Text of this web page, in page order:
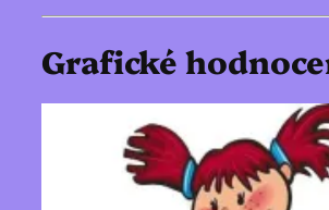
Grafické